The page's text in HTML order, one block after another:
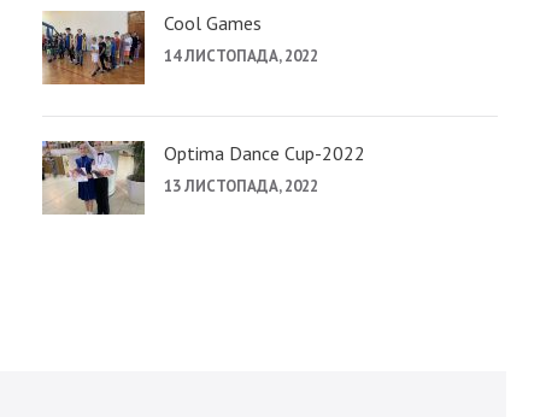
Cool Games
14 ЛИСТОПАДА, 2022
Optima Dance Cup-2022
13 ЛИСТОПАДА, 2022